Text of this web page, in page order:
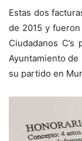
Estas dos
de 2015 y
Ciudadanos
Ayuntamiento
su partido en